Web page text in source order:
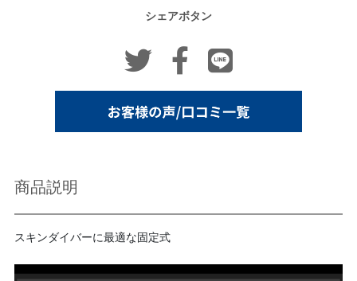
シェアボタン
商品説明
スキンダイバーに最適な固定式